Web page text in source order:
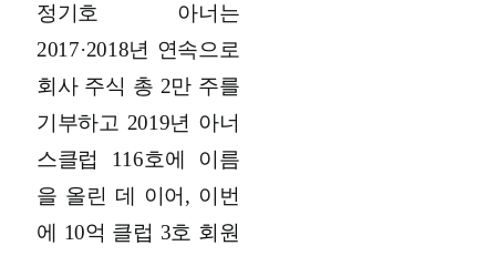
정기호 아너는
2017·2018년 연속으로
회사 주식 총 2만 주를
기부하고 2019년 아너
스클럽 116호에 이름
을 올린 데 이어, 이번
에 10억 클럽 3호 회원